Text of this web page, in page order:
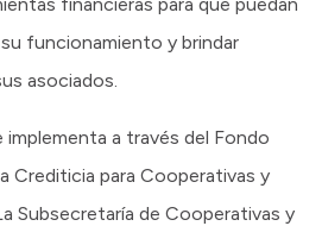
funcionamiento y brindar
asociados.
a través del Fondo
Crediticia para Cooperativas y
Subsecretaría de Cooperativas y